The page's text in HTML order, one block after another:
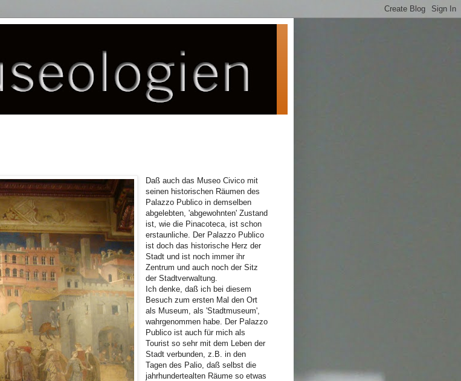
Daß auch das Museo Civico mit
seinen historischen Räumen des
Palazzo Publico in demselben
abgelebten, 'abgewohnten' Zustand
ist, wie die Pinacoteca, ist schon
erstaunliche. Der Palazzo Publico
ist doch das historische Herz der
Stadt und ist noch immer ihr
Zentrum und auch noch der Sitz
der Stadtverwaltung.
Ich denke, daß ich bei diesem
Besuch zum ersten Mal den Ort
als Museum, als 'Stadtmuseum',
wahrgenommen habe. Der Palazzo
Publico ist auch für mich als
Tourist so sehr mit dem Leben der
Stadt verbunden, z.B. in den
Tagen des Palio, daß selbst die
jahrhundertealten Räume so etwas